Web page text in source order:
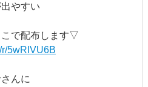
やすい
こで配布します▽
5wRIVU6B
んに